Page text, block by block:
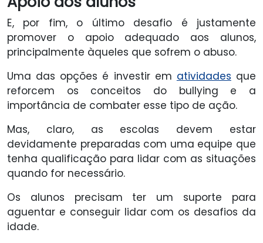
E, por fim, o último desafio é justamente
promover o apoio adequado aos alunos,
principalmente àqueles que sofrem o abuso.
Uma das opções é investir em atividades que
reforcem os conceitos do bullying e a
importância de combater esse tipo de ação.
Mas, claro, as escolas devem estar
devidamente preparadas com uma equipe que
tenha qualificação para lidar com as situações
quando for necessário.
Os alunos precisam ter um suporte para
aguentar e conseguir lidar com os desafios da
idade.